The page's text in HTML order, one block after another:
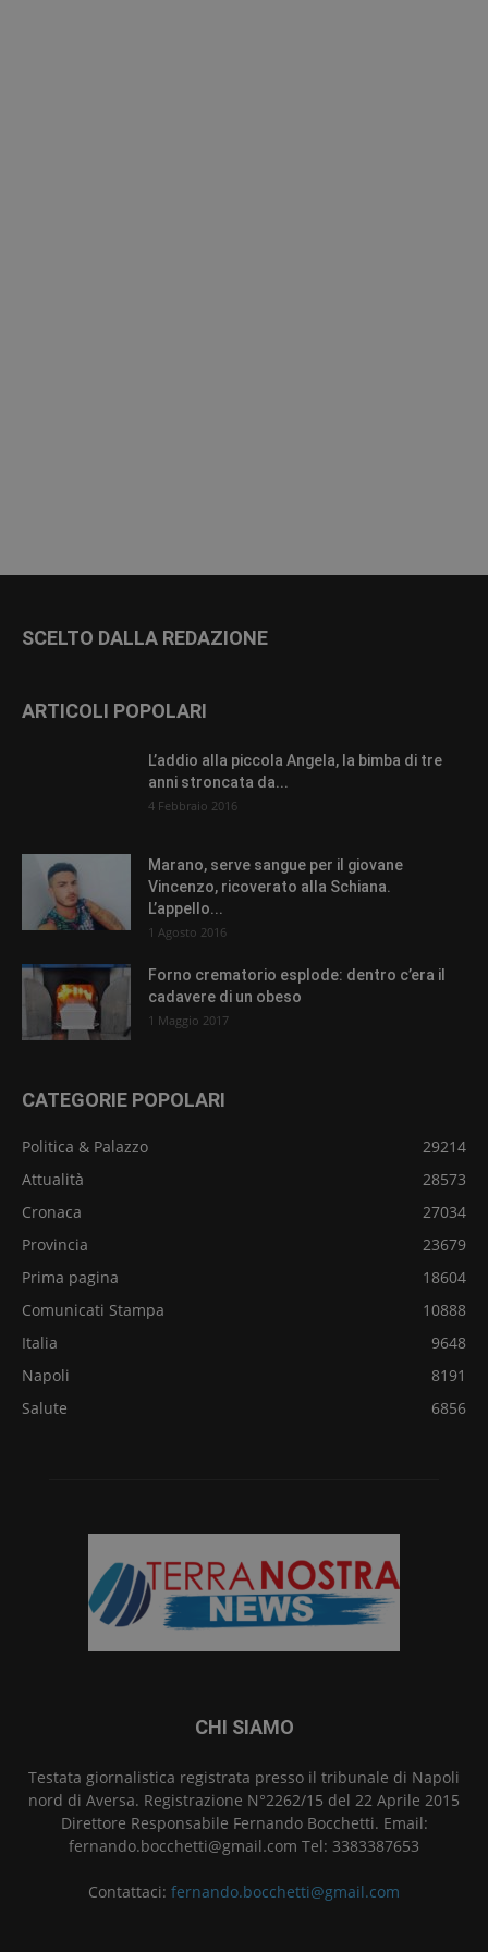
SCELTO DALLA REDAZIONE
ARTICOLI POPOLARI
L’addio alla piccola Angela, la bimba di tre
anni stroncata da...
4 Febbraio 2016
Marano, serve sangue per il giovane
Vincenzo, ricoverato alla Schiana.
L’appello...
1 Agosto 2016
Forno crematorio esplode: dentro c’era il
cadavere di un obeso
1 Maggio 2017
CATEGORIE POPOLARI
Politica & Palazzo
29214
Attualità
28573
Cronaca
27034
Provincia
23679
Prima pagina
18604
Comunicati Stampa
10888
Italia
9648
Napoli
8191
Salute
6856
CHI SIAMO
Testata giornalistica registrata presso il tribunale di Napoli
nord di Aversa. Registrazione N°2262/15 del 22 Aprile 2015
Direttore Responsabile Fernando Bocchetti. Email:
fernando.bocchetti@gmail.com Tel: 3383387653
Contattaci: fernando.bocchetti@gmail.com